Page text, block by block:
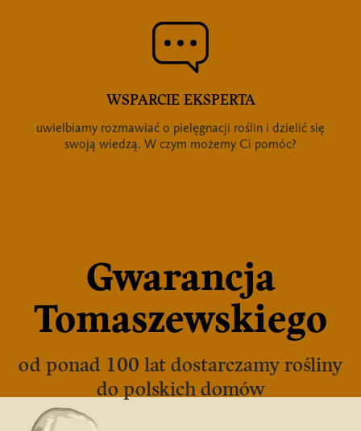
Gwarancja
Tomaszewskiego
od ponad 100 lat dostarczamy rośliny
do polskich domów
WSPARCIE EKSPERTA
uwielbiamy rozmawiać o pielęgnacji roślin i dzielić się
swoją wiedzą. W czym możemy Ci pomóc?